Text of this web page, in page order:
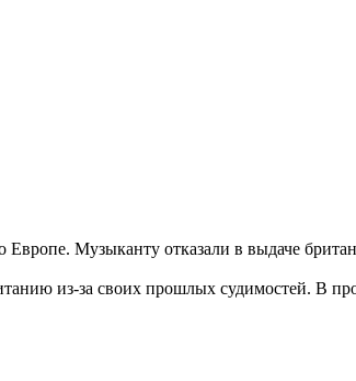
Музыканту отказали в выдаче
из-за своих прошлых судимостей. В